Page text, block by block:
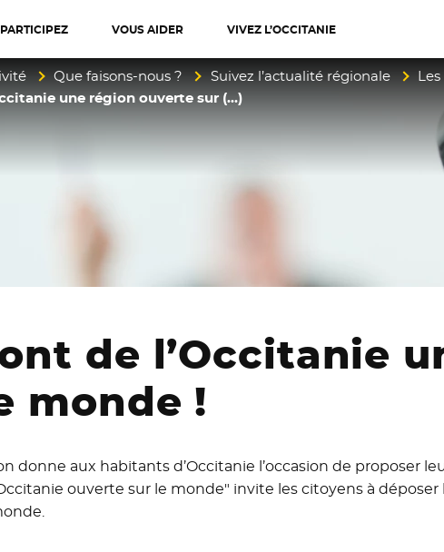
PARTICIPEZ VOUS AIDER VIVEZ L’OCCITANIE
Que faisons-nous ? Suivez l’actualité régionale
une région ouverte sur (…)
de l’Occitanie
monde !
donne aux habitants d’Occitanie l’occasion de proposer
ouverte sur le monde" invite les citoyens à